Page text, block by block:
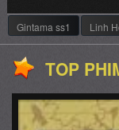
Gintama ss1 Linh
TOP